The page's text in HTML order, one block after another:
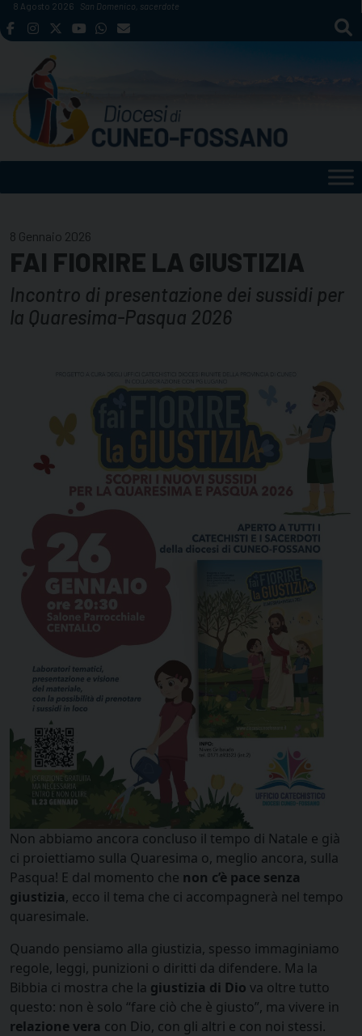
Skip
to
8 Agosto 2026 San Domenico, sacerdote
8 Gennaio 2026
FAI FIORIRE LA GIUSTIZIA
Incontro di presentazione dei sussidi per
la Quaresima-Pasqua 2026
Non abbiamo ancora concluso il tempo di Natale e già
ci proiettiamo sulla Quaresima o, meglio ancora, sulla
Pasqua! E dal momento che non c’è pace senza
giustizia, ecco il tema che ci accompagnerà nel tempo
quaresimale.
Quando pensiamo alla giustizia, spesso immaginiamo
regole, leggi, punizioni o diritti da difendere. Ma la
Bibbia ci mostra che la giustizia di Dio va oltre tutto
questo: non è solo “fare ciò che è giusto”, ma vivere in
relazione vera con Dio, con gli altri e con noi stessi.